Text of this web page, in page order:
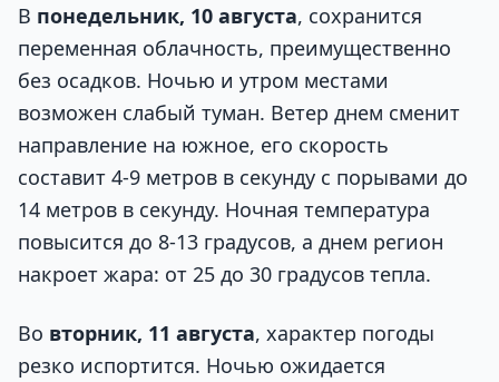
В понедельник, 10 августа, сохранится
переменная облачность, преимущественно
без осадков. Ночью и утром местами
возможен слабый туман. Ветер днем сменит
направление на южное, его скорость
составит 4-9 метров в секунду с порывами до
14 метров в секунду. Ночная температура
повысится до 8-13 градусов, а днем регион
накроет жара: от 25 до 30 градусов тепла.
Во вторник, 11 августа, характер погоды
резко испортится. Ночью ожидается